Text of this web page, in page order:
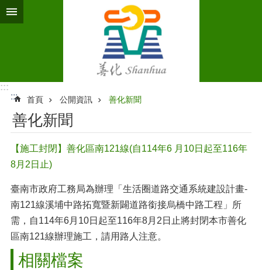
跳到主要內容區塊
:::
:::
首頁 公開資訊 善化新聞
善化新聞
【施工封閉】善化區南121線(自114年6 月10日起至116年
8月2日止)
臺南市政府工務局為辦理「生活圈道路交通系統建設計畫-
南121線溪埔中路拓寬暨新闢道路銜接烏橋中路工程」所
需，自114年6月10日起至116年8月2日止將封閉本市善化
區南121線辦理施工，請用路人注意。
相關檔案